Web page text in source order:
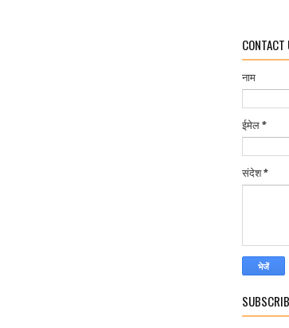
CONTACT
नाम
ईमेल *
संदेश*